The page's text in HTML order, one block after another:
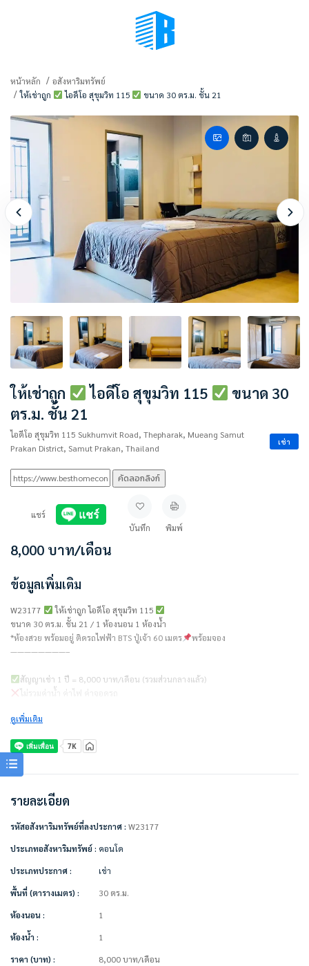
(เลือกมุมมอง)
หน้าหลัก
อสังหาริมทรัพย์
ให้เช่าถูก
ไอดีโอ สุขุมวิท 115 ขนาด 30 ตร.ม. ชั้น 21
ให้เช่าถูก ไอดีโอ สุขุมวิท 115
ขนาด 30
ตร.ม. ชั้น 21
ไอดีโอ สุขุมวิท 115 Sukhumvit Road, Thepharak, Mueang Samut
Prakan District, Samut Prakan, Thailand
เช่า
คัดลอกลิงก์
แชร์
บันทึก
พิมพ์
8,000 บาท/เดือน
ข้อมูลเพิ่มเติม
W23177
ให้เช่าถูก ไอดีโอ สุขุมวิท 115
ขนาด 30 ตร.ม. ชั้น 21 / 1 ห้องนอน 1 ห้องน้ำ
*ห้องสวย พร้อมอยู่ ติดรถไฟฟ้า BTS ปู่เจ้า 60 เมตร
พร้อมจอง
————————–
สัญญาเช่า 1 ปี = 8,000 บาท/เดือน (รวมส่วนกลางแล้ว)
ไม่รวมค่าน้ำ ค่าไฟ ค่าจอดรถ
ชำระเงินก่อนเข้าอยู่
– ค่าประกัน 2 เดือน = 16,000 บาท
– รวมทั้งหมด 24,000 บาท
————————–
เครื่องใช้ไฟฟ้า/เฟอร์นิเจอร์พร้อมอยู่
• แอร์
• ทีวี
• ไมโครเวฟ
• เครื่องทำน้ำอุ่น
• เตียง + ที่นอน
• ตู้เสื้อผ้า
• ผ้าม่าน
• โซฟา
• โต๊ะเครื่องแป้ง
ดูเพิ่มเติม
รายละเอียด
รหัสอสังหาริมทรัพย์ที่ลงประกาศ : W23177
ประเภทอสังหาริมทรัพย์ : คอนโด
ประเภทประกาศ :
เช่า
พื้นที่ (ตารางเมตร) :
30 ตร.ม.
ห้องนอน :
1
ห้องน้ำ :
1
ราคา (บาท) :
8,000บาท/เดือน